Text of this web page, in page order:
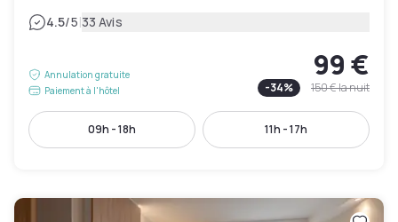
4.5/5|33 Avis
Annulation gratuite
Paiement à l'hôtel
99 €
-34% 150 €la nuit
09h - 18h 11h - 17h